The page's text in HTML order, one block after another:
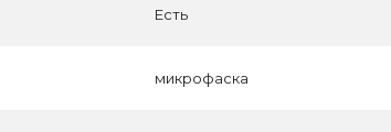
Есть
микрофаска